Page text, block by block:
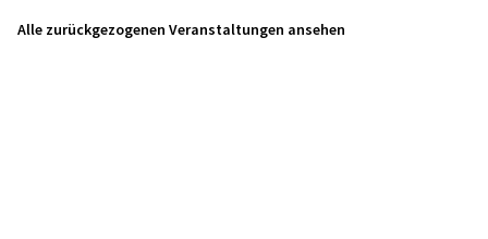
Alle zurückgezogenen Veranstaltungen ansehen